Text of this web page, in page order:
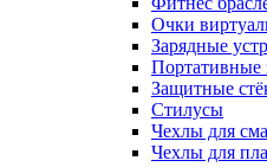
Очки
Зарядные
Портативные
Защитные
Стилусы
Чехлы для
Чехлы для